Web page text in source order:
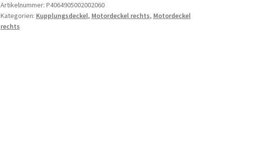
Menge
Artikelnummer: P4064905002002060
Kategorien: Kupplungsdeckel, Motordeckel rechts, Motordeckel
rechts